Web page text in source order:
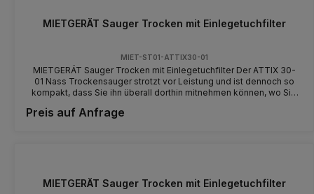
MIETGERÄT Sauger Trocken mit Einlegetuchfilter
MIET-ST01-ATTIX30-01
MIETGERÄT Sauger Trocken mit Einlegetuchfilter Der ATTIX 30-
01 Nass Trockensauger strotzt vor Leistung und ist dennoch so
kompakt, dass Sie ihn überall dorthin mitnehmen können, wo Sie
nicht zum Verkauf, bei diesem Gerät handelt es sich um ein
Preis auf Anfrage
MIETGERÄT Sauger Trocken mit Einlegetuchfilter